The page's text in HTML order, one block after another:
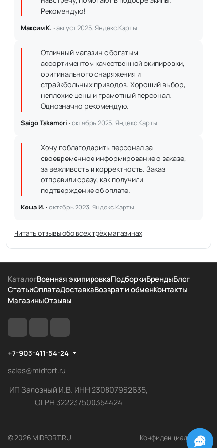
Рекомендую!
Максим К. ·август 2025, Яндекс.Карты
Отличный магазин с богатым
ассортиментом качественной экипировки,
оригинального снаряжения и
страйкбольных приводов. Хороший выбор,
неплохие цены и грамотный персонал.
Однозначно рекомендую.
Saigō Takamori ·октябрь 2025, Яндекс.Карты
Хочу поблагодарить персонал за
своевременное информирование о заказе,
за вежливость и корректность. Заказ
отправили сразу, как получили
подтверждение об оплате.
Кеша И. ·октябрь 2023, Яндекс.Карты
Читать отзывы обо всех трёх магазинах
КаталогВоенная экипировкаПодборкиБрендыБлог
СтатьиОплатаДоставкаВозврат и обменКонтакты
МагазиныОтзывы
+7-903-411-54-24
sales@midfort.ru
ИП Залозный И.В. ИНН 230807962635,
ОГРН 322237500354424
© 2026 MIDFORT.RU Конфиденциальность